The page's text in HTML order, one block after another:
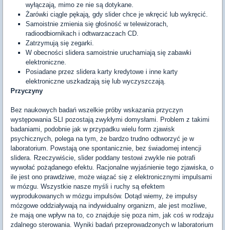
wyłączają, mimo ze nie są dotykane.
Żarówki ciągle pękają, gdy slider chce je wkręcić lub wykręcić.
Samoistnie zmienia się głośność w telewizorach,
radioodbiornikach i odtwarzaczach CD.
Zatrzymują się zegarki.
W obecności slidera samoistnie uruchamiają się zabawki
elektroniczne.
Posiadane przez slidera karty kredytowe i inne karty
elektroniczne uszkadzają się lub wyczyszczają.
Przyczyny
Bez naukowych badań wszelkie próby wskazania przyczyn
występowania SLI pozostają zwykłymi domysłami. Problem z takimi
badaniami, podobnie jak w przypadku wielu form zjawisk
psychicznych, polega na tym, że bardzo trudno odtworzyć je w
laboratorium. Powstają one spontanicznie, bez świadomej intencji
slidera. Rzeczywiście, slider poddany testowi zwykle nie potrafi
wywołać pożądanego efektu. Racjonalne wyjaśnienie tego zjawiska, o
ile jest ono prawdziwe, może wiązać się z elektronicznymi impulsami
w mózgu. Wszystkie nasze myśli i ruchy są efektem
wyprodukowanych w mózgu impulsów. Dotąd wiemy, że impulsy
mózgowe oddziaływają na indywidualny organizm, ale jest możliwe,
że mają one wpływ na to, co znajduje się poza nim, jak coś w rodzaju
zdalnego sterowania. Wyniki badań przeprowadzonych w laboratorium